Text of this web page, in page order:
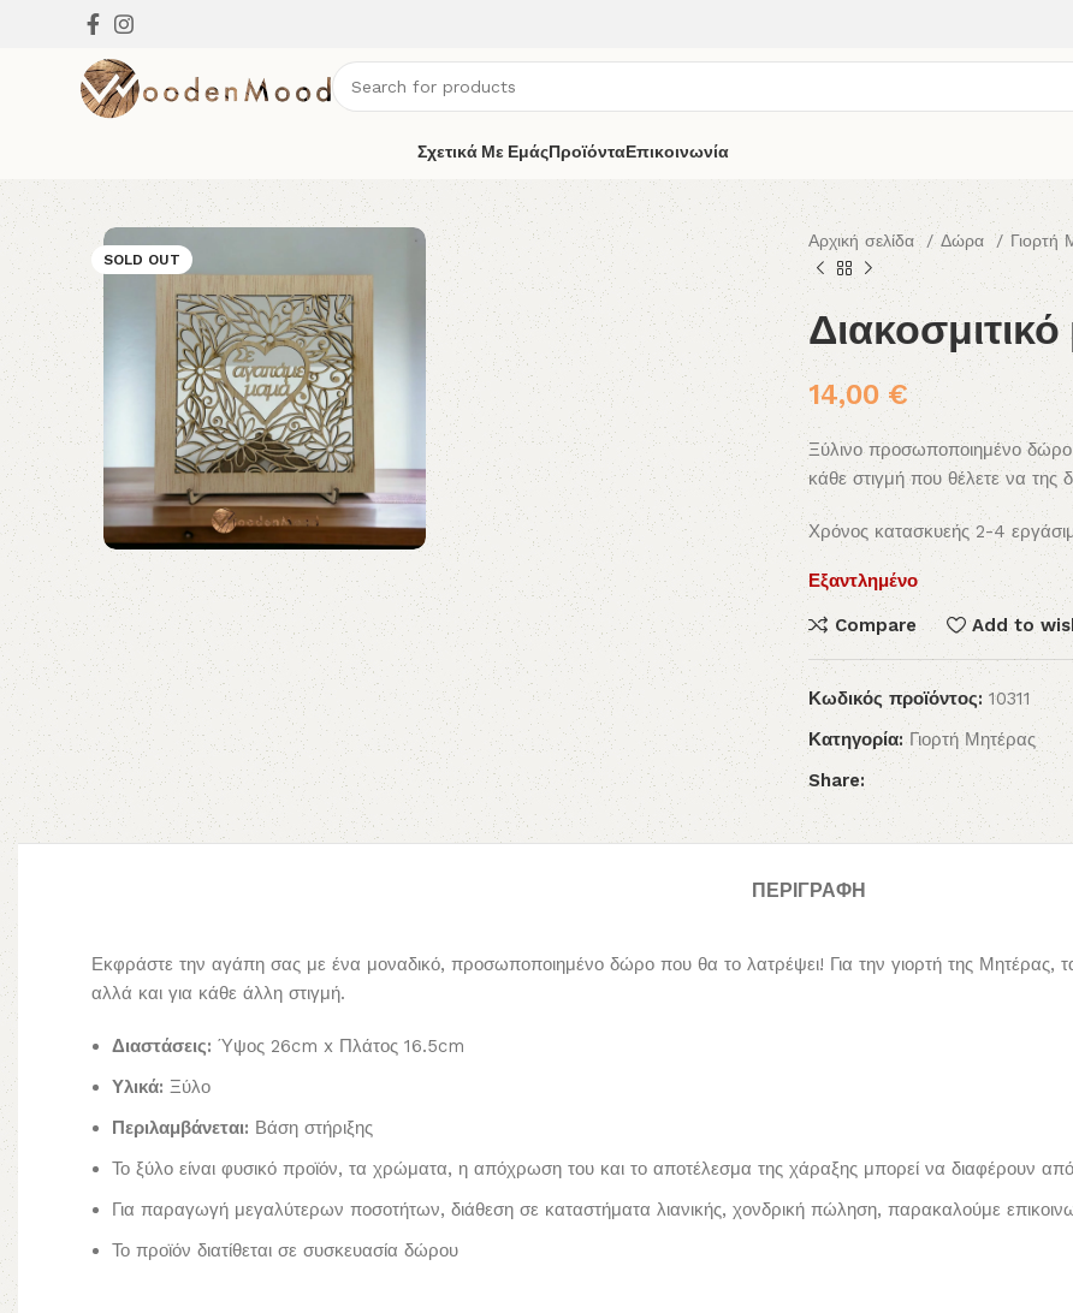
Σχετικά Με ΕμάςΠροϊόνταΕπικοινωνία
SOLD OUT
Αρχική σελίδα Δώρα Γιορτή
14,00€
Ξύλινο προσωποποιημένο δώρο
κάθε στιγμή που θέλετε να της
Χρόνος κατασκυεής 2-4
Εξαντλημένο
Compare Add to
Κωδικός προϊόντος: 10311
Κατηγορία: Γιορτή Μητέρας
Share:
ΠΕΡΙΓΡΑΦΉ
Εκφράστε την αγάπη σας με ένα μοναδικό, προσωποποιημένο δώρο που θα το λατρέψει! Για την γιορτή της Μητέρας,
αλλά και για κάθε άλλη στιγμή.
Διαστάσεις: Ύψος 26cm x Πλάτος 16.5cm
Υλικά: Ξύλο
Περιλαμβάνεται: Βάση στήριξης
Το ξύλο είναι φυσικό προϊόν, τα χρώματα, η απόχρωση του και το αποτέλεσμα της χάραξης μπορεί να διαφέρουν από
Για παραγωγή μεγαλύτερων ποσοτήτων, διάθεση σε καταστήματα λιανικής, χονδρική πώληση, παρακαλούμε
Το προϊόν διατίθεται σε συσκευασία δώρου